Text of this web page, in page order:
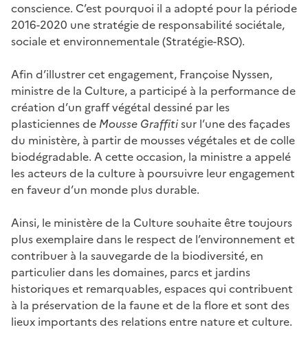
conscience. C’est pourquoi il a adopté pour la période
2016-2020 une stratégie de responsabilité sociétale,
sociale et environnementale (Stratégie-RSO).
Afin d’illustrer cet engagement, Françoise Nyssen,
ministre de la Culture, a participé à la performance de
création d’un graff végétal dessiné par les
plasticiennes de Mousse Graffitisur l’une des façades
du ministère, à partir de mousses végétales et de colle
biodégradable. A cette occasion, la ministre a appelé
les acteurs de la culture à poursuivre leur engagement
en faveur d’un monde plus durable.
Ainsi, le ministère de la Culture souhaite être toujours
plus exemplaire dans le respect de l’environnement et
contribuer à la sauvegarde de la biodiversité, en
particulier dans les domaines, parcs et jardins
historiques et remarquables, espaces qui contribuent
à la préservation de la faune et de la flore et sont des
lieux importants des relations entre nature et culture.